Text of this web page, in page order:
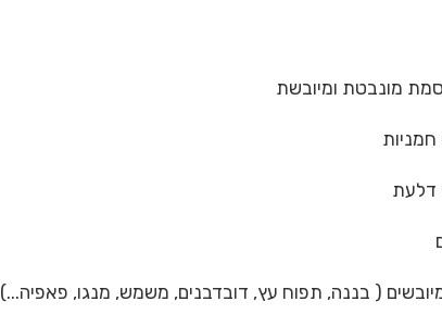
דלעת
( בננה, תפוח עץ, דובדבנים, משמש, מנגו, פאפיה...)